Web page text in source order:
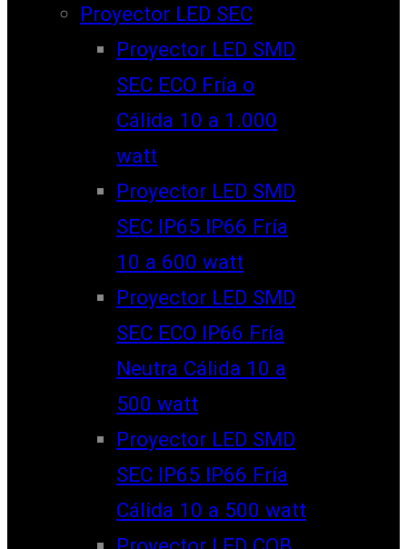
Proyector LED SEC
Proyector LED SMD
SEC ECO Fría o
Cálida 10 a 1.000
watt
Proyector LED SMD
SEC IP65 IP66 Fría
10 a 600 watt
Proyector LED SMD
SEC ECO IP66 Fría
Neutra Cálida 10 a
500 watt
Proyector LED SMD
SEC IP65 IP66 Fría
Cálida 10 a 500 watt